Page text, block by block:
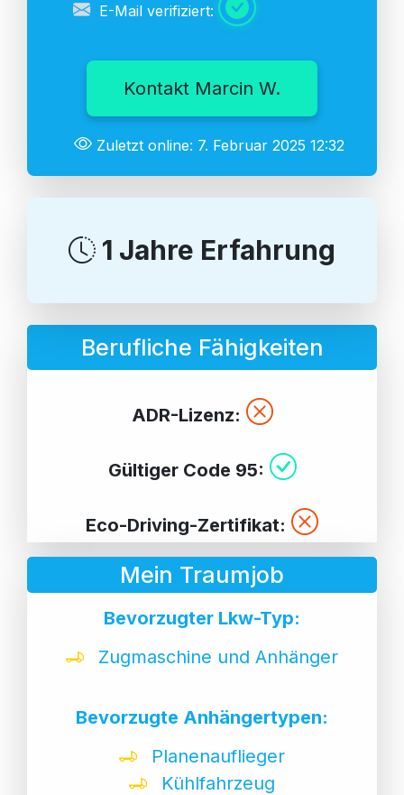
E-Mail verifiziert:
Kontakt Marcin W.
Zuletzt online: 7. Februar 2025 12:32
1 Jahre Erfahrung
Berufliche Fähigkeiten
ADR-Lizenz:
Gültiger Code 95:
Eco-Driving-Zertifikat:
Mein Traumjob
Bevorzugter Lkw-Typ:
Zugmaschine und Anhänger
Bevorzugte Anhängertypen:
Planenauflieger
Kühlfahrzeug